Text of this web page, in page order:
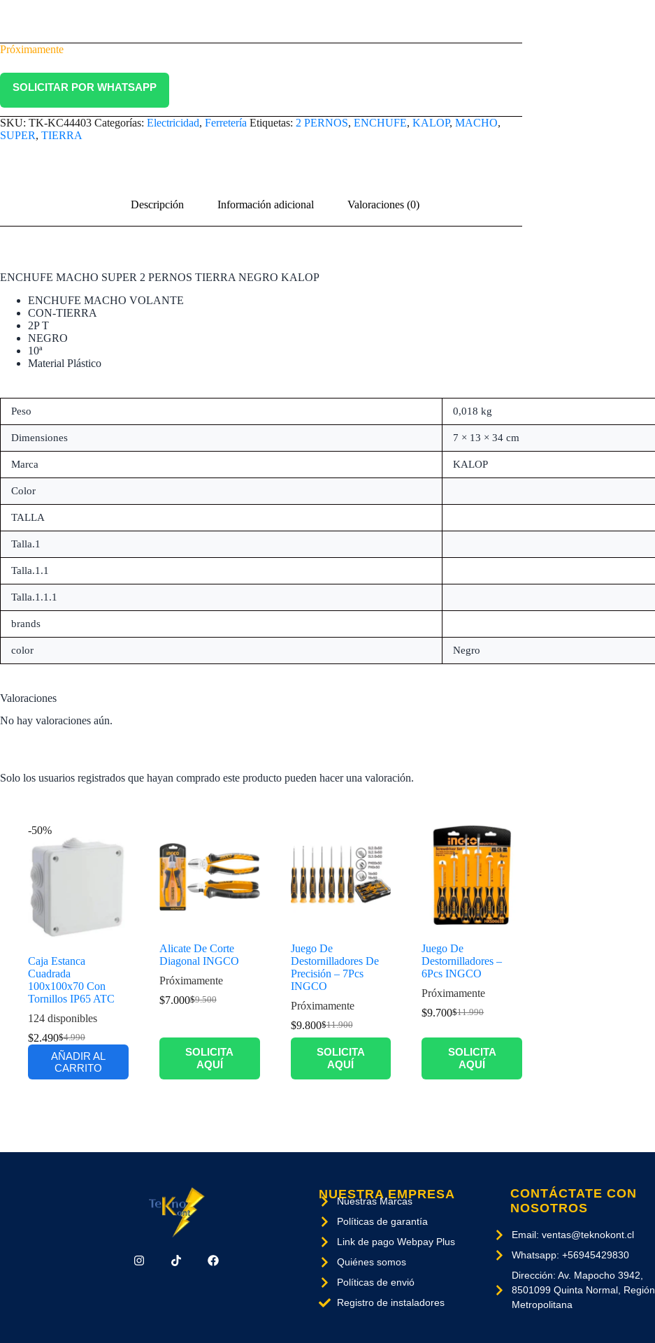
Próximamente
SOLICITAR POR WHATSAPP
SKU: TK-KC44403 Categorías: Electricidad, Ferretería Etiquetas: 2 PERNOS, ENCHUFE, KALOP, MACHO,
SUPER, TIERRA
Descripción Información adicional Valoraciones (0)
ENCHUFE MACHO SUPER 2 PERNOS TIERRA NEGRO KALOP
ENCHUFE MACHO VOLANTE
CON-TIERRA
2P T
NEGRO
10ª
Material Plástico
Peso 0,018 kg
Dimensiones 7 × 13 × 34 cm
Marca KALOP
Color
TALLA
Talla.1
Talla.1.1
Talla.1.1.1
brands
color Negro
Valoraciones
No hay valoraciones aún.
Solo los usuarios registrados que hayan comprado este producto pueden hacer una valoración.
-50%
Caja Estanca
Cuadrada
100x100x70 Con
Tornillos IP65 ATC
124 disponibles
$4.990
$2.490
AÑADIR AL
CARRITO
Alicate De Corte
Diagonal INGCO
Próximamente
$9.500
$7.000
SOLICITA
AQUÍ
Juego De
Destornilladores De
Precisión – 7Pcs
INGCO
Próximamente
$11.900
$9.800
SOLICITA
AQUÍ
Juego De
Destornilladores –
6Pcs INGCO
Próximamente
$11.990
$9.700
SOLICITA
AQUÍ
NUESTRA EMPRESA
Nuestras Marcas
Políticas de garantía
Link de pago Webpay Plus
Quiénes somos
Políticas de envió
Registro de instaladores
CONTÁCTATE CON
NOSOTROS
Email: ventas@teknokont.cl
Whatsapp: +56945429830
Dirección: Av. Mapocho 3942,
8501099 Quinta Normal, Región
Metropolitana